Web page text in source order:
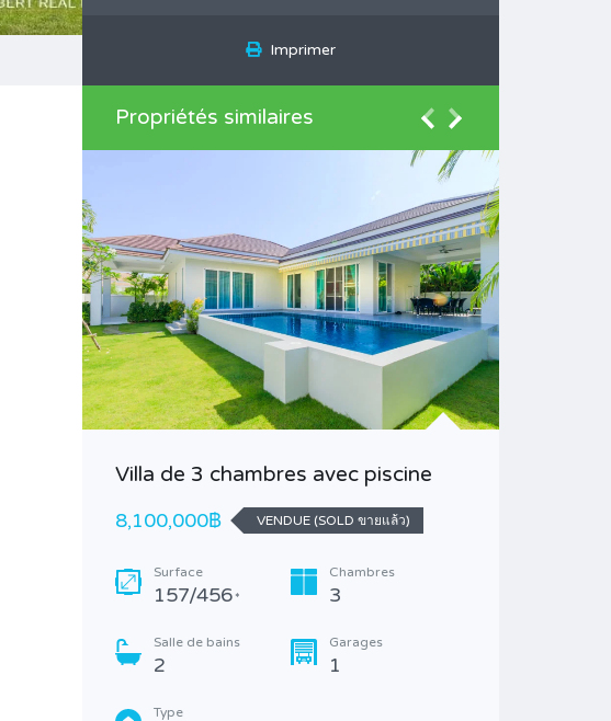
Imprimer
Propriétés similaires
Villa de 3 chambres avec piscine
8,100,000฿
VENDUE (SOLD ขายแล้ว)
Surface
157/456 *
Chambres
3
Salle de bains
2
Garages
1
Type